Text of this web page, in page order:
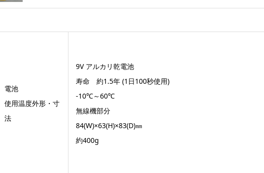
電池
使用温度外形・寸
法
9V アルカリ乾電池
寿命 約1.5年 (1日100秒使用)
-10℃～60℃
無線機部分
84(W)×63(H)×83(D)㎜
約400g